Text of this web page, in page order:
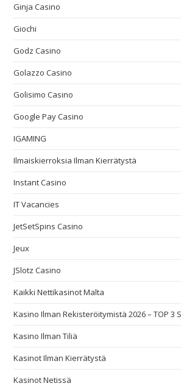
Ginja Casino
Giochi
Godz Casino
Golazzo Casino
Golisimo Casino
Google Pay Casino
IGAMING
Ilmaiskierroksia Ilman Kierrätystä
Instant Casino
IT Vacancies
JetSetSpins Casino
Jeux
JSlotz Casino
Kaikki Nettikasinot Malta
Kasino Ilman Rekisteröitymistä 2026 – TOP 3
Kasino Ilman Tiliä
Kasinot Ilman Kierrätystä
Kasinot Netissä